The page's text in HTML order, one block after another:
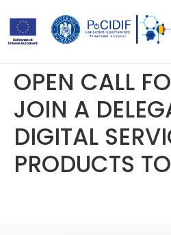
OPEN CALL
JOIN A
DIGITAL
PRODUCTS